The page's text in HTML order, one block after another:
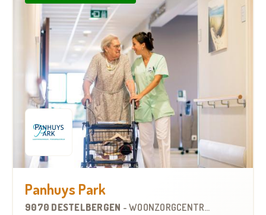
Panhuys Park
9070 DESTELBERGEN - WOONZORGCENTRUM (WZC)